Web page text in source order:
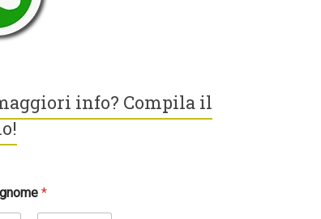
info? Compila il
*